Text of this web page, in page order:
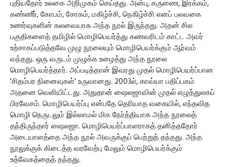
புதியதோர் உலகை அறிமுகம் செய்தது. அன்பு, கருணை, இரக்கம்,
கண்ணீர், கோபம், சோகம், மகிழ்ச்சி, நெகிழ்ச்சி எனப் பலவகை
உணர்வுகளின் கலவையாக அந்த நூல் இருந்தது. அதன் சில
பகுதிகளைத் தமிழில் மொழிபெயர்த்து கணவரிடம் காட்ட அவர்
உற்சாகப்படுத்தவே முழு நூலையும் மொழிபெயர்க்கும் ஆர்வம்
வந்தது. ஒரு வருடம் முழுக்க உழைத்து அந்த நூலை
மொழிபெயர்த்தார். அப்படித்தான் இவரது முதல் மொழிபெயர்ப்பான
'சிதம்பர நினைவுகள்' உருவானது. 2003ல், காவ்யா பதிப்பகம்
அதனை வெளியிட்டது. அதுதான் ஷைலஜாவின் முதல் எழுத்துலகப்
பிரவேசம். மொழிபெயர்ப்பு என்பதே தெரியாத வகையில், எந்தவித
மொழி நெருடலும் இல்லாமல் மிக நேர்த்தியாக அந்த நூலைத்
தந்திருந்தார் ஷைலஜா. மொழிபெயர்ப்பாளராகத் தனித்ததோர்
அடையாளத்தை அந்த நூல் அவருக்குப் பெற்றுத் தந்தது. அந்த
நூலுக்குக் கிடைத்த வரவேற்பு மேலும் மொழிபெயர்க்கும்
உத்வேகத்தைத் தந்தது.